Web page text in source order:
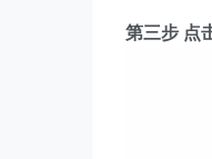
第三步 点